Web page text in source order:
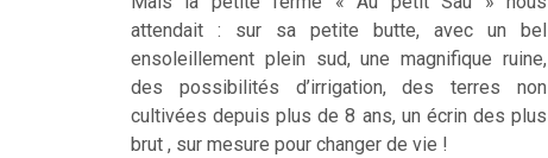
attendait : sur sa petite butte, avec un bel
ensoleillement plein sud, une magnifique ruine,
des possibilités d’irrigation, des terres non
cultivées depuis plus de 8 ans, un écrin des plus
brut , sur mesure pour changer de vie !